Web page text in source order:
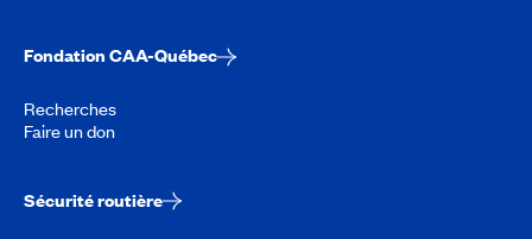
Fondation CAA-Québec
Recherches
Faire un don
Sécurité routière